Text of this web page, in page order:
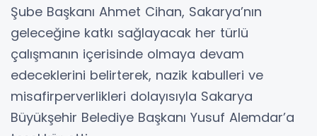
Şube Başkanı Ahmet Cihan, Sakarya’nın
geleceğine katkı sağlayacak her türlü
çalışmanın içerisinde olmaya devam
edeceklerini belirterek, nazik kabulleri ve
misafirperverlikleri dolayısıyla Sakarya
Büyükşehir Belediye Başkanı Yusuf Alemdar’a